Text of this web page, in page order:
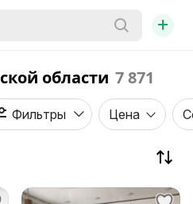
+
области 7 871
Фильтры Цена